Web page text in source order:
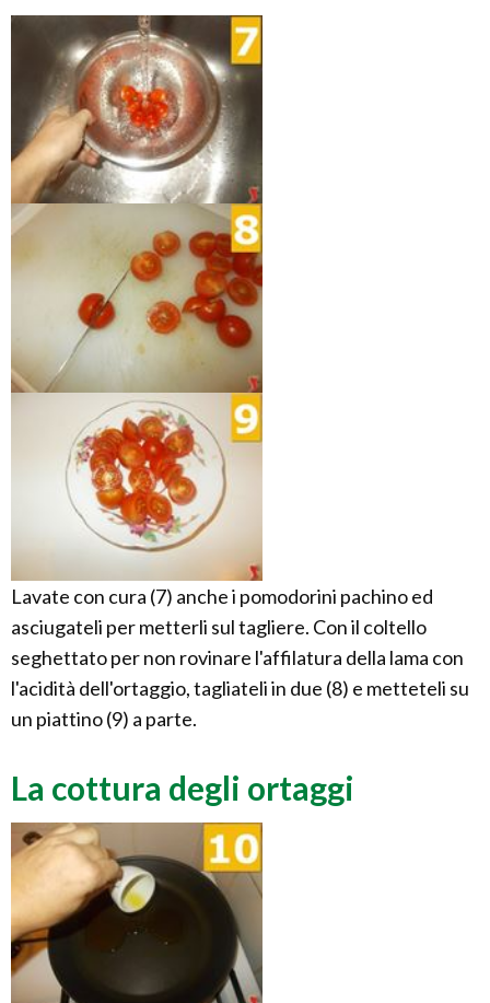
Lavate con cura (7) anche i pomodorini pachino ed
asciugateli per metterli sul tagliere. Con il coltello
seghettato per non rovinare l'affilatura della lama con
l'acidità dell'ortaggio, tagliateli in due (8) e metteteli su
un piattino (9) a parte.
La cottura degli ortaggi